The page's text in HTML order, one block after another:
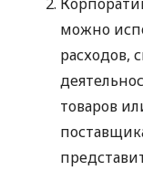
можно
расходов,
товаров